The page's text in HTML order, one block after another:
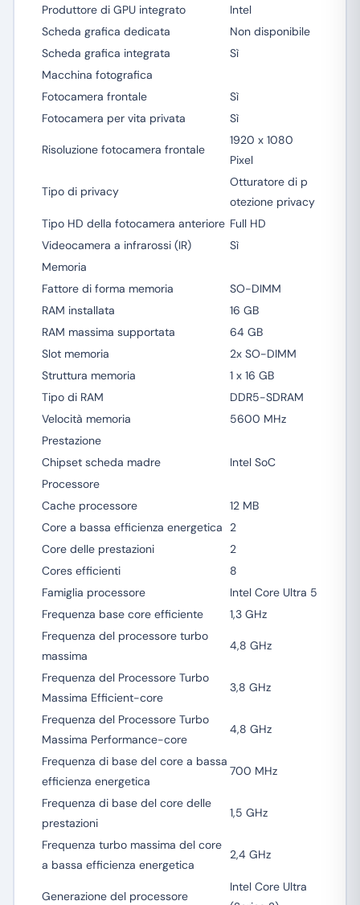
Produttore di GPU integrato
Intel
Scheda grafica dedicata
Non disponibile
Scheda grafica integrata
Sì
Macchina fotografica
Fotocamera frontale
Sì
Fotocamera per vita privata
Sì
Risoluzione fotocamera frontale
1920 x 1080
Pixel
Tipo di privacy
Otturatore di p
otezione privacy
Tipo HD della fotocamera anteriore Full HD
Videocamera a infrarossi (IR)
Sì
Memoria
Fattore di forma memoria
SO-DIMM
RAM installata
16 GB
RAM massima supportata
64 GB
Slot memoria
2x SO-DIMM
Struttura memoria
1 x 16 GB
Tipo di RAM
DDR5-SDRAM
Velocità memoria
5600 MHz
Prestazione
Chipset scheda madre
Intel SoC
Processore
Cache processore
12 MB
Core a bassa efficienza energetica
2
Core delle prestazioni
2
Cores efficienti
8
Famiglia processore
Intel Core Ultra 5
Frequenza base core efficiente
1,3 GHz
Frequenza del processore turbo
massima
4,8 GHz
Frequenza del Processore Turbo
Massima Efficient-core
3,8 GHz
Frequenza del Processore Turbo
Massima Performance-core
4,8 GHz
Frequenza di base del core a bassa
efficienza energetica
700 MHz
Frequenza di base del core delle
prestazioni
1,5 GHz
Frequenza turbo massima del core
a bassa efficienza energetica
2,4 GHz
Generazione del processore
Intel Core Ultra